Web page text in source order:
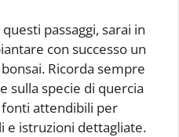
passaggi, sarai in
con successo un
Ricorda sempre
sulla specie di quercia
fonti attendibili per
e istruzioni dettagliate.